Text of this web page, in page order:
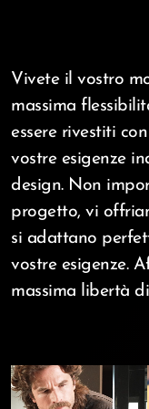
Vivete il vostro
massima
essere rivestiti
vostre esigenze
design. Non
progetto, vi
si adattano
vostre esigenze.
massima libertà